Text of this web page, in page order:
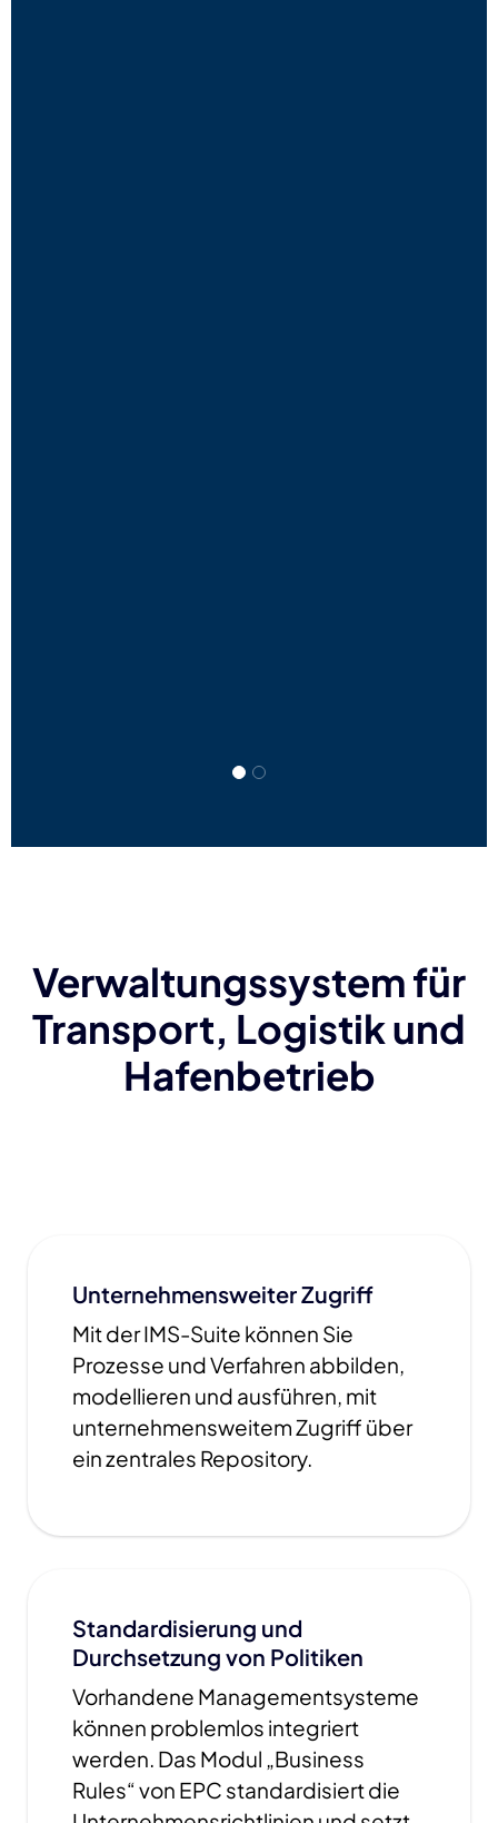
Verwaltungssystem für
Transport, Logistik und
Hafenbetrieb
Unternehmensweiter Zugriff
Mit der IMS-Suite können Sie
Prozesse und Verfahren abbilden,
modellieren und ausführen, mit
unternehmensweitem Zugriff über
ein zentrales Repository.
Standardisierung und
Durchsetzung von Politiken
Vorhandene Managementsysteme
können problemlos integriert
werden. Das Modul „Business
Rules“ von EPC standardisiert die